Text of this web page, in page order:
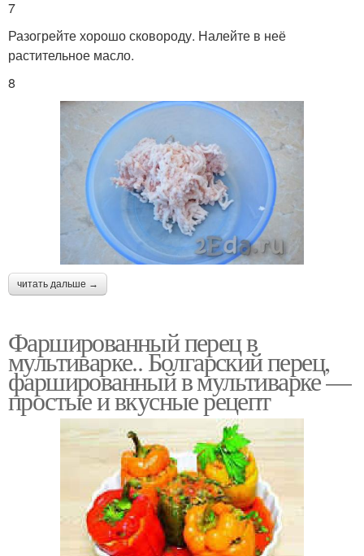
7
Разогрейте хорошо сковороду. Налейте в неё
растительное масло.
8
читать дальше →
Фаршированный перец в
мультиварке.. Болгарский перец,
фаршированный в мультиварке —
простые и вкусные рецепт